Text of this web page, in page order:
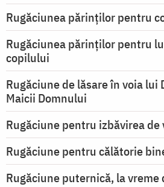
Rugăciunea părinților pentru
Rugăciunea părinților pentru
copilului
Rugăciune de lăsare în voia lui
Maicii Domnului
Rugăciune pentru izbăvirea de
Rugăciune pentru călătorie
Rugăciune puternică, la vreme